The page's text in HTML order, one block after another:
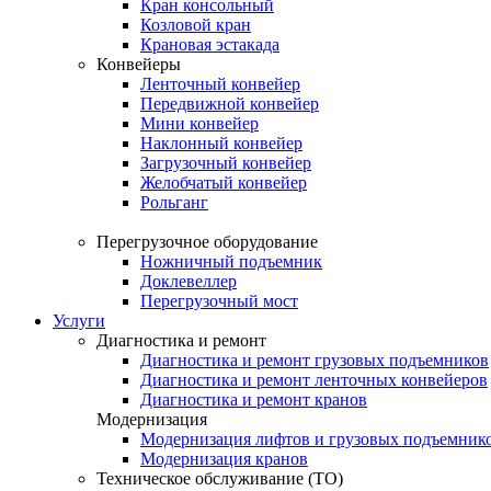
Кран консольный
Козловой кран
Крановая эстакада
Конвейеры
Ленточный конвейер
Передвижной конвейер
Мини конвейер
Наклонный конвейер
Загрузочный конвейер
Желобчатый конвейер
Рольганг
Перегрузочное оборудование
Ножничный подъемник
Доклевеллер
Перегрузочный мост
Услуги
Диагностика и ремонт
Диагностика и ремонт грузовых подъемников
Диагностика и ремонт ленточных конвейеров
Диагностика и ремонт кранов
Модернизация
Модернизация лифтов и грузовых
Модернизация кранов
Техническое обслуживание (ТО)